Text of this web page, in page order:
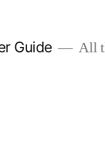
Guide All